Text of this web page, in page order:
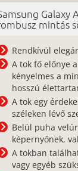
Galaxy
mintás
Rendkívül
A tok fő előnye
kényelmes a
hosszú
A tok egy
széleken lévő
Belül puha
képernyőnek,
A tokban
vagy egyéb